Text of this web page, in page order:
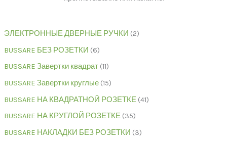
ЭЛЕКТРОННЫЕ ДВЕРНЫЕ РУЧКИ 2
BUSSARE БЕЗ РОЗЕТКИ 6
BUSSARE Завертки квадрат 11
BUSSARE Завертки круглые 15
BUSSARE НА КВАДРАТНОЙ РОЗЕТКЕ 41
BUSSARE НА КРУГЛОЙ РОЗЕТКЕ 35
BUSSARE НАКЛАДКИ БЕЗ РОЗЕТКИ 3